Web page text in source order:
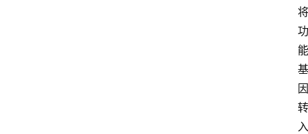
将
功
能
基
因
转
入